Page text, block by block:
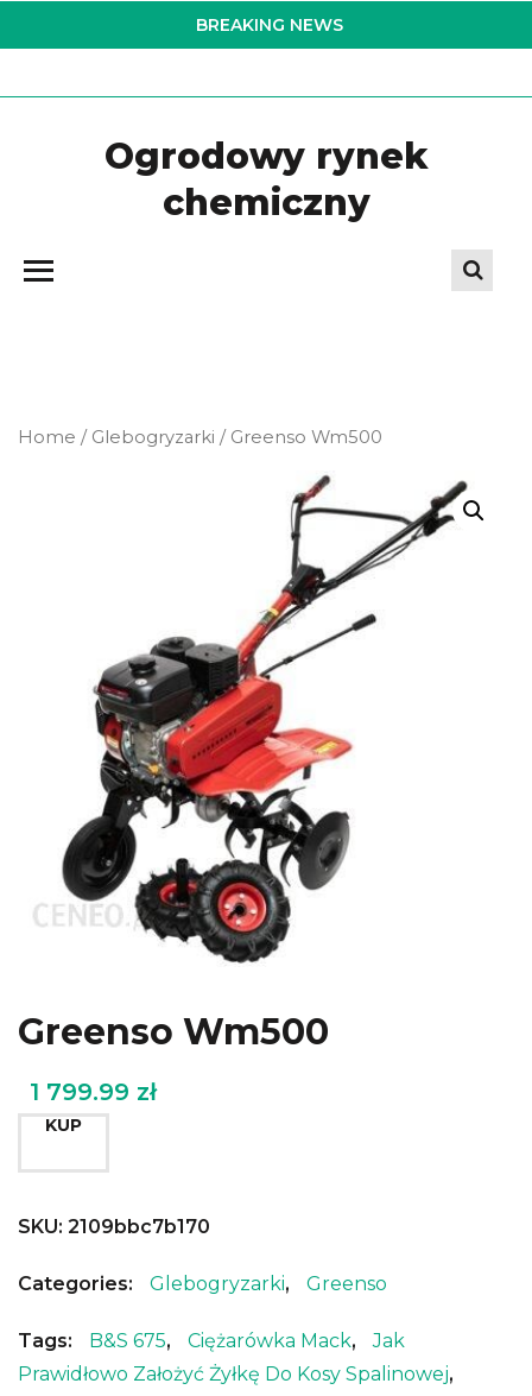
to
BREAKING NEWS
Ogrodowy rynek
chemiczny
Home / Glebogryzarki / Greenso Wm500
Greenso Wm500
1 799.99 zł
KUP
SKU: 2109bbc7b170
Categories: Glebogryzarki, Greenso
Tags: B&s 675, Ciężarówka Mack,
Jak
Prawidłowo Założyć Żyłkę Do Kosy Spalinowej,